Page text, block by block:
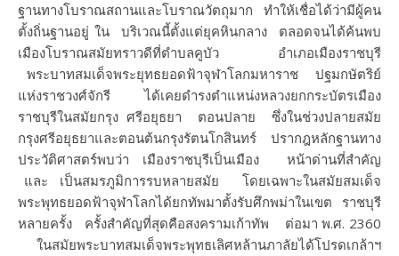
ฐานทางโบราณสถานและโบราณวัตถุมาก ทำให้เชื่อได้ว่ามีผู้คน
ตั้งถิ่นฐานอยู่ ใน บริเวณนี้ตั้งแต่ยุคหินกลาง ตลอดจนได้ค้นพบ
เมืองโบราณสมัยทราวดีที่ตำบลคูบัว อำเภอเมืองราชบุรี
พระบาทสมเด็จพระยุทธยอดฟ้าจุฬาโลกมหาราช ปฐมกษัตริย์
แห่งราชวงศ์จักรี ได้เคยดำรงตำแหน่งหลวงยกกระบัตรเมือง
ราชบุรีในสมัยกรุง ศรีอยุธยา ตอนปลาย ซึ่งในช่วงปลายสมัย
กรุงศรีอยุธยาและตอนต้นกรุงรัตนโกสินทร์ ปรากฎหลักฐานทาง
ประวัติศาสตร์พบว่า เมืองราชบุรีเป็นเมือง หน้าด่านที่สำคัญ
และ เป็นสมรภูมิการรบหลายสมัย โดยเฉพาะในสมัยสมเด็จ
พระพุทธยอดฟ้าจุฬาโลกได้ยกทัพมาตั้งรับศึกพม่าในเขต ราชบุรี
หลายครั้ง ครั้งสำคัญที่สุดคือสงครามเก้าทัพ ต่อมา พ.ศ. 2360
ในสมัยพระบาทสมเด็จพระพุทธเลิศหล้านภาลัยได้โปรดเกล้าฯ